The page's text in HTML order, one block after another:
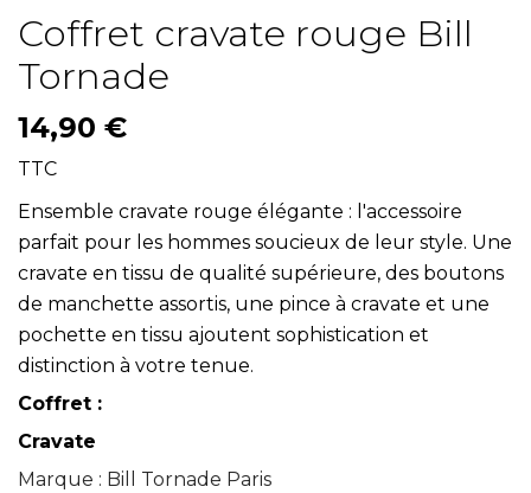
Coffret cravate rouge Bill
Tornade
14,90 €
TTC
Ensemble cravate rouge élégante : l'accessoire
parfait pour les hommes soucieux de leur style. Une
cravate en tissu de qualité supérieure, des boutons
de manchette assortis, une pince à cravate et une
pochette en tissu ajoutent sophistication et
distinction à votre tenue.
Coffret :
Cravate
Marque : Bill Tornade Paris